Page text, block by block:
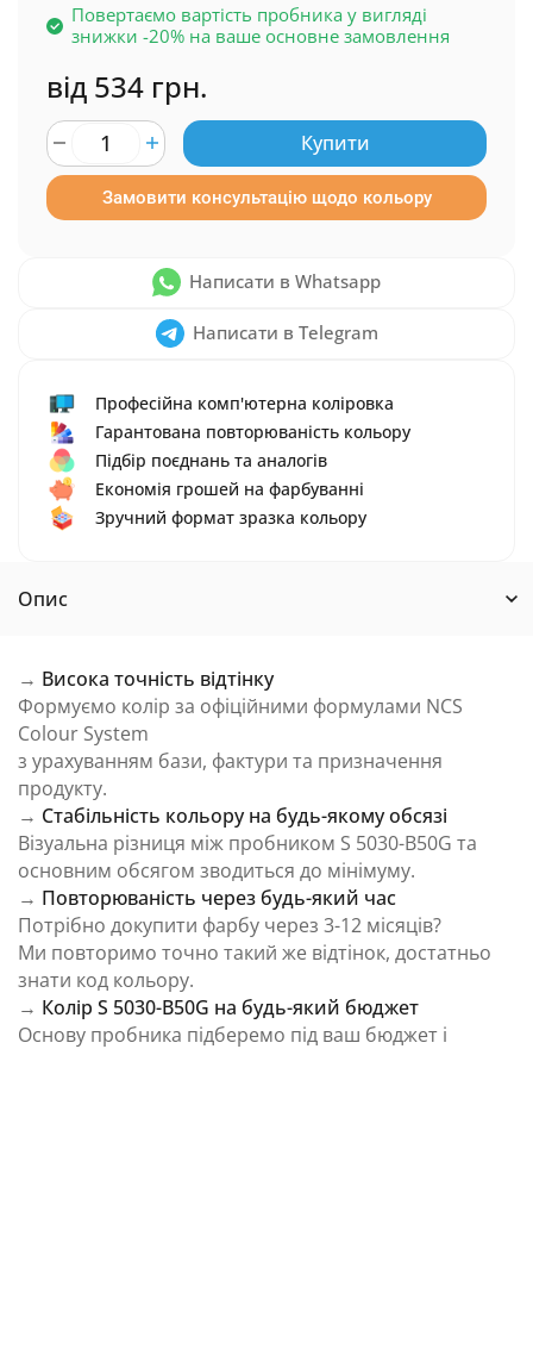
Повертаємо вартість пробника у вигляді
знижки -20% на ваше основне замовлення
від 534 грн.
Купити
Замовити консультацію щодо кольору
Написати в Whatsapp
Написати в Telegram
Професійна комп'ютерна коліровка
Гарантована повторюваність кольору
Підбір поєднань та аналогів
Економія грошей на фарбуванні
Зручний формат зразка кольору
Опис
→ Висока точність відтінку
Формуємо колір за офіційними формулами NCS
Colour System
з урахуванням бази, фактури та призначення
продукту.
→ Стабільність кольору на будь-якому обсязі
Візуальна різниця між пробником S 5030-B50G та
основним обсягом зводиться до мінімуму.
→ Повторюваність через будь-який час
Потрібно докупити фарбу через 3-12 місяців?
Ми повторимо точно такий же відтінок, достатньо
знати код кольору.
→ Колір S 5030-B50G на будь-який бюджет
Основу пробника підберемо під ваш бюджет і